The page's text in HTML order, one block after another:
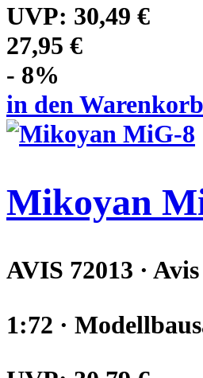
UVP: 30,49 €
27,95 €
- 8%
in den Warenkorb
Mikoyan
AVIS 72013 · Avis
1:72 ·